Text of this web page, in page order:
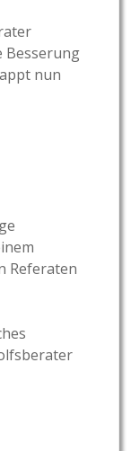
Besserung
nun
Referaten